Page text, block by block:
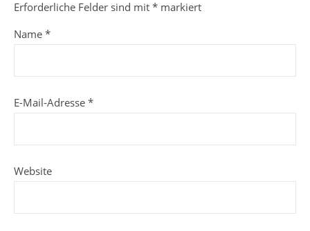
Erforderliche Felder sind mit * markiert
Name *
E-Mail-Adresse *
Website